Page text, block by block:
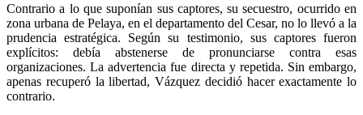
Contrario a lo que suponían sus captores, su secuestro, ocurrido en
zona urbana de Pelaya, en el departamento del Cesar, no lo llevó a la
prudencia estratégica. Según su testimonio, sus captores fueron
explícitos: debía abstenerse de pronunciarse contra esas
organizaciones. La advertencia fue directa y repetida. Sin embargo,
apenas recuperó la libertad, Vázquez decidió hacer exactamente lo
contrario.